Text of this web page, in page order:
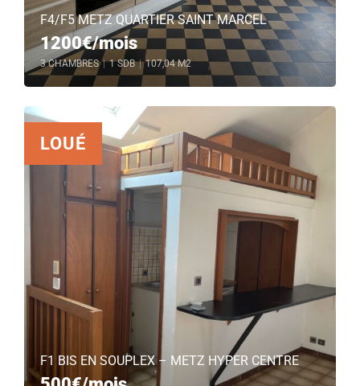
F4/F5 METZ QUARTIER SAINT MARCEL
1200€/mois
3 CHAMBRES | 1 SDB | 107,04 M2
LOUÉ
F1 BIS EN SOUPLEX – METZ HYPER CENTRE